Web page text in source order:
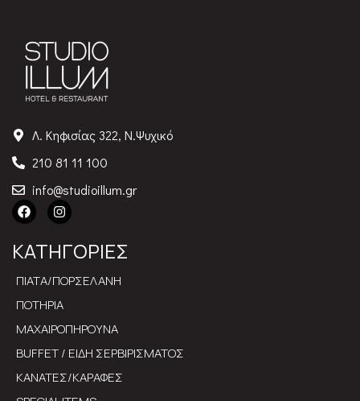
Λ. Κηφισίας 322, Ν.Ψυχικό
210 81 11 100
info@studioillum.gr
ΚΑΤΗΓΟΡΙΕΣ
ΠΙΑΤΑ/ΠΟΡΣΕΛΑΝΗ
ΠΟΤΗΡΙΑ
ΜΑΧΑΙΡΟΠΗΡΟΥΝΑ
BUFFET / ΕΙΔΗ ΣΕΡΒΙΡΙΣΜΑΤΟΣ
ΚΑΝΑΤΕΣ/ΚΑΡΑΦΕΣ